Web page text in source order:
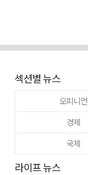
섹션별 뉴스
오피니언
경제
국제
라이프 뉴스